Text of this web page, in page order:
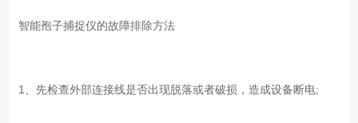
智能孢子捕捉仪的故障排除方法
1、先检查外部连接线是否出现脱落或者破损，造成设备断电;